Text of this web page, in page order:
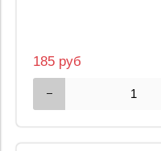
185 руб